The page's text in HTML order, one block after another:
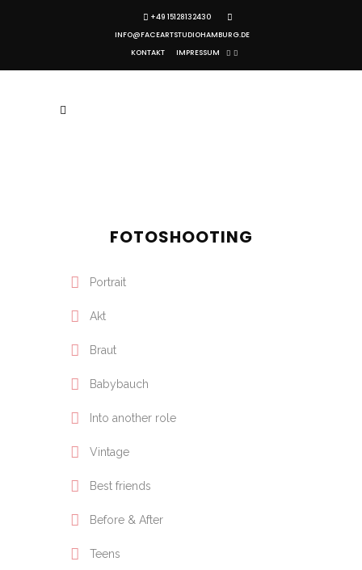
+49 15128132430
INFO@FACEARTSTUDIOHAMBURG.DE
KONTAKT
IMPRESSUM
FOTOSHOOTING
Portrait
Akt
Braut
Babybauch
Into another role
Vintage
Best friends
Before & After
Teens